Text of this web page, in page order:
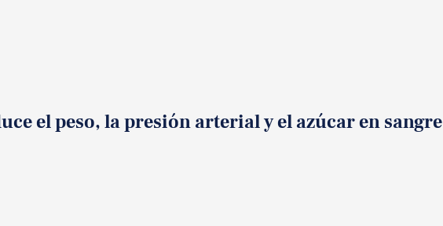
el peso, la presión arterial y el azúcar en sangre